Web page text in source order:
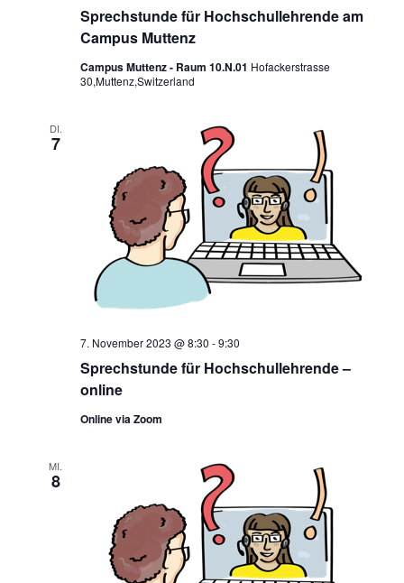
Sprechstunde für Hochschullehrende am
Campus Muttenz
Campus Muttenz - Raum 10.N.01 Hofackerstrasse
30,Muttenz,Switzerland
DI.
7
Sprechstunde für Hochschullehrende –
online
7. November 2023 @ 8:30 -9:30
Online via Zoom
MI.
8